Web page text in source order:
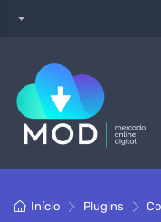
Início Plugins